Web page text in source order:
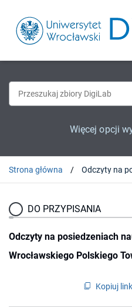
Więcej opcji
Strona główna
DO PRZYPISANIA
Odczyty na posiedzeniach
Wrocławskiego Polskiego
Kopiuj